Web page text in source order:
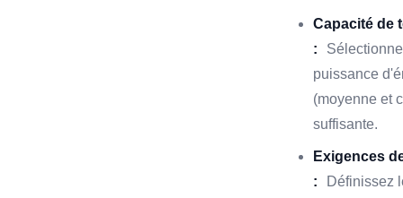
Capacité de
:
puissance
(moyenne et
suffisante.
Exigences
:
Définissez